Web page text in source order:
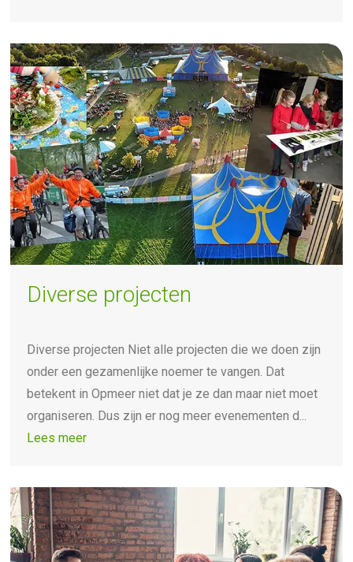
Diverse projecten
Diverse projecten Niet alle projecten die we doen zijn
onder een gezamenlijke noemer te vangen. Dat
betekent in Opmeer niet dat je ze dan maar niet moet
organiseren. Dus zijn er nog meer evenementen d...
Lees meer